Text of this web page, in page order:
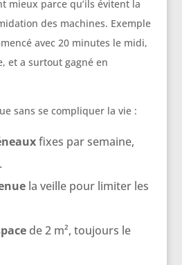
mieux parce qu’ils évitent la
des machines. Exemple
avec 20 minutes le midi,
et a surtout gagné en
sans se compliquer la vie :
fixes par semaine,
la veille pour limiter les
de 2 m², toujours le